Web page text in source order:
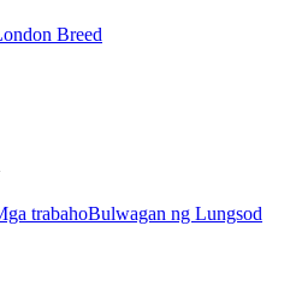
Breed
trabahoBulwagan ng Lungsod